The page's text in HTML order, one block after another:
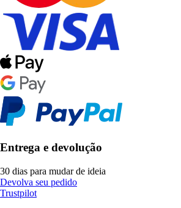
Entrega e devolução
30 dias para mudar de ideia
Devolva seu pedido
Trustpilot